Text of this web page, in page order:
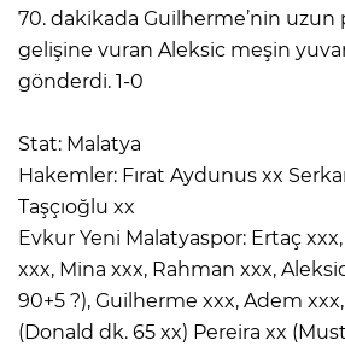
70. dakikada Guilherme’nin uzun
gelişine vuran Aleksic meşin
gönderdi. 1-0
Stat: Malatya
Hakemler: Fırat Aydunus xx
Taşçıoğlu xx
Evkur Yeni Malatyaspor: Ertaç xxx,
xxx, Mina xxx, Rahman xxx,
90+5 ?), Guilherme xxx, Adem
(Donald dk. 65 xx) Pereira xx